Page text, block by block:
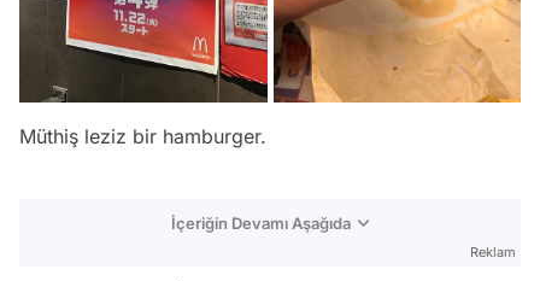
Müthiş leziz bir hamburger.
İçeriğin Devamı Aşağıda
Reklam